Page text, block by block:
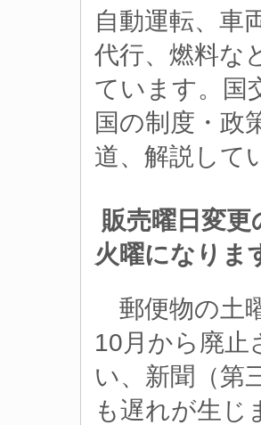
自動運転、車
代行、燃料な
ています。国
国の制度・政
道、解説して
販売曜日変
火曜になりま
郵便物の土
10月から廃止
い、新聞（第
も遅れが生じ